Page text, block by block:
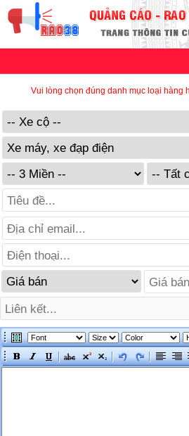
Vui lòng chọn đúng danh mục loại hàng